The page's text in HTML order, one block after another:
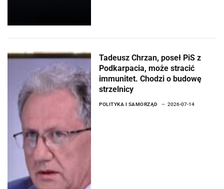
Tadeusz Chrzan, poseł PiS z
Podkarpacia, może stracić
immunitet. Chodzi o budowę
strzelnicy
POLITYKA I SAMORZĄD 2026-07-14